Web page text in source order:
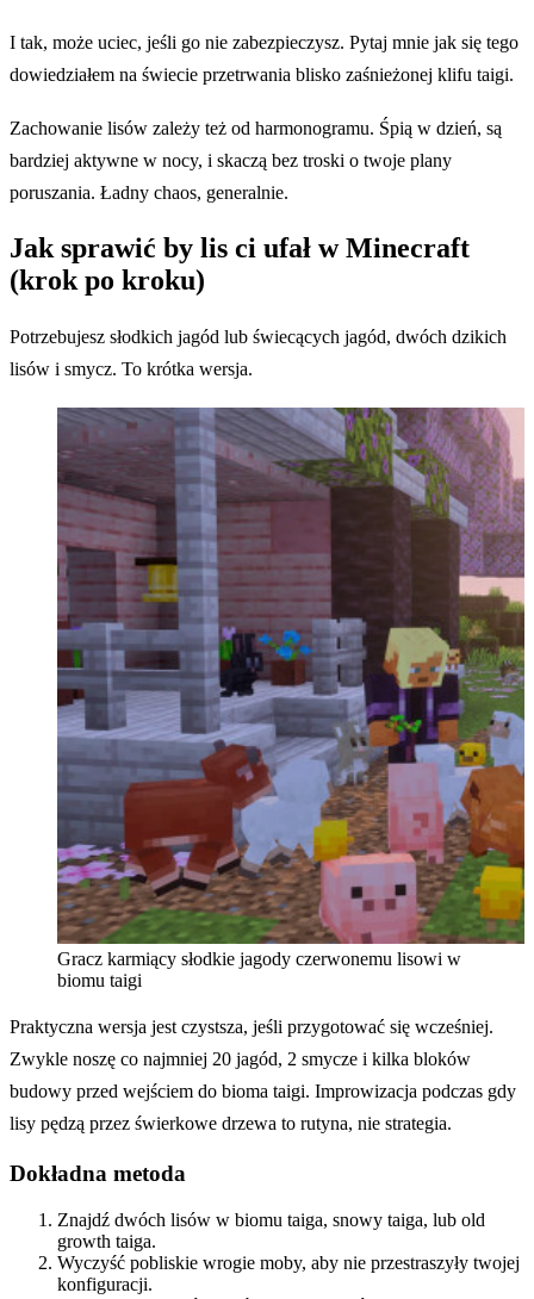
I tak, może uciec, jeśli go nie zabezpieczysz. Pytaj mnie jak się tego
dowiedziałem na świecie przetrwania blisko zaśnieżonej klifu taigi.
Zachowanie lisów zależy też od harmonogramu. Śpią w dzień, są
bardziej aktywne w nocy, i skaczą bez troski o twoje plany
poruszania. Ładny chaos, generalnie.
Jak sprawić by lis ci ufał w Minecraft
(krok po kroku)
Potrzebujesz słodkich jagód lub świecących jagód, dwóch dzikich
lisów i smycz. To krótka wersja.
Gracz karmiący słodkie jagody czerwonemu lisowi w
biomu taigi
Praktyczna wersja jest czystsza, jeśli przygotować się wcześniej.
Zwykle noszę co najmniej 20 jagód, 2 smycze i kilka bloków
budowy przed wejściem do bioma taigi. Improwizacja podczas gdy
lisy pędzą przez świerkowe drzewa to rutyna, nie strategia.
Dokładna metoda
Znajdź dwóch lisów w biomu taiga, snowy taiga, lub old
growth taiga.
Wyczyść pobliskie wrogie moby, aby nie przestraszyły twojej
konfiguracji.